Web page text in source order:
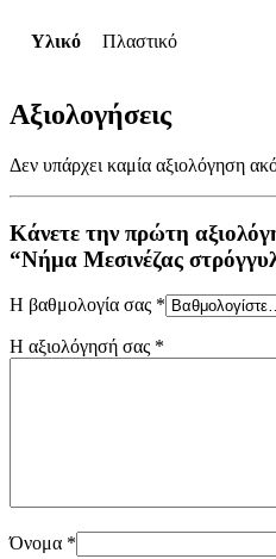
Υλικό Πλαστικό
Αξιολογήσεις
Δεν υπάρχει καμία αξιολόγηση
Κάνετε την πρώτη
“Νήμα Μεσινέζας
Η βαθμολογία σας *
Η αξιολόγησή σας *
Όνομα *